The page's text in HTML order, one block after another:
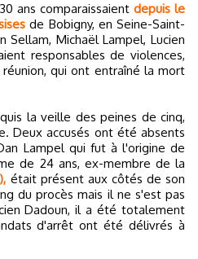
ans comparaissaient depuis le
de Bobigny, en Seine-Saint-
Sellam, Michaël Lampel, Lucien
responsables de violences,
qui ont entraîné la mort
la veille des peines de cinq,
Deux accusés ont été absents
Lampel qui fut à l'origine de
de 24 ans, ex-membre de la
était présent aux côtés de son
du procès mais il ne s'est pas
Dadoun, il a été totalement
d'arrêt ont été délivrés à